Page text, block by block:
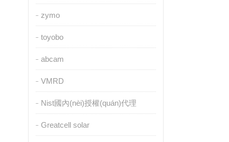
zymo
toyobo
abcam
VMRD
Nist國內(nèi)授權(quán)代理
Greatcell solar